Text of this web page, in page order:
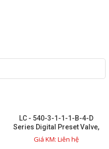
LC - 540-3-1-1-1-B-4-D
Series Digital Preset Valve,
3in 150# Flat face flange
(Ductile Iron, FF), 24VDC - 5
Giá KM: Liên hệ